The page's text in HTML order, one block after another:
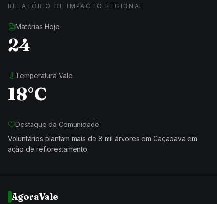
RELATÓRIO DE IMPACTO REGIONAL
Matérias Hoje
24
Temperatura Vale
18°C
Destaque da Comunidade
Voluntários plantam mais de 8 mil árvores em Caçapava em
ação de reflorestamento.
AgoraVale